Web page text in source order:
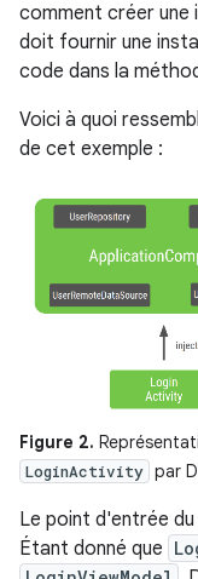
comment créer une
doit fournir une
code dans la
Voici à quoi
de cet exemple :
Figure 2.
LoginActivity par
Le point d'entrée
Étant donné que